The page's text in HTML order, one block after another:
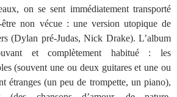
on se sent immédiatement transporté
être non vécue : une version utopique de
(Dylan pré-Judas, Nick Drake). L’album
et complètement habitué : les
(souvent une ou deux guitares et une ou
étranges (un peu de trompette, un piano),